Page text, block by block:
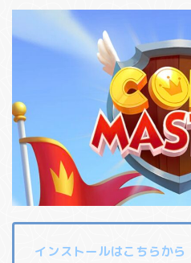
インストールはこちらから